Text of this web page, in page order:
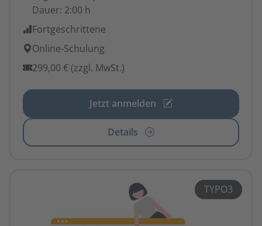
Dauer: 2:00 h
Fortgeschrittene
Online-Schulung
299,00 € (zzgl. MwSt.)
Jetzt anmelden
Details
TYPO3